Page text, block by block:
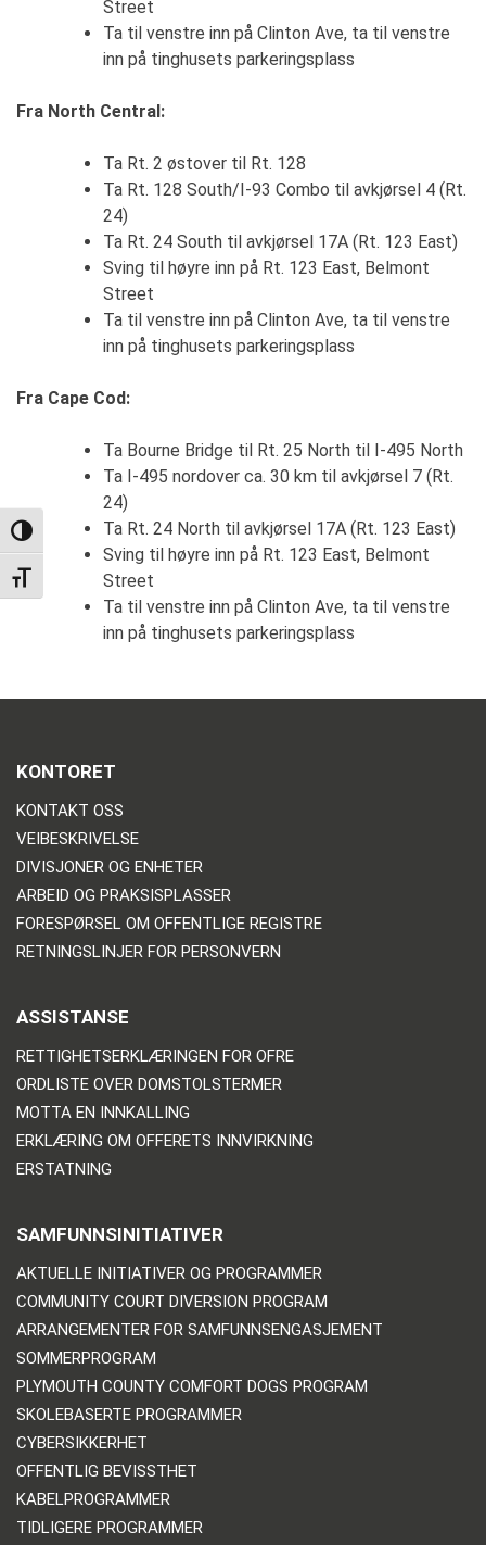
TOGGLE HIGH CONTRAST
TOGGLE FONT SIZE
Street
Ta til venstre inn på Clinton Ave, ta til venstre
inn på tinghusets parkeringsplass
Fra North Central:
Ta Rt. 2 østover til Rt. 128
Ta Rt. 128 South/I-93 Combo til avkjørsel 4 (Rt.
24)
Ta Rt. 24 South til avkjørsel 17A (Rt. 123 East)
Sving til høyre inn på Rt. 123 East, Belmont
Street
Ta til venstre inn på Clinton Ave, ta til venstre
inn på tinghusets parkeringsplass
Fra Cape Cod:
Ta Bourne Bridge til Rt. 25 North til I-495 North
Ta I-495 nordover ca. 30 km til avkjørsel 7 (Rt.
24)
Ta Rt. 24 North til avkjørsel 17A (Rt. 123 East)
Sving til høyre inn på Rt. 123 East, Belmont
Street
Ta til venstre inn på Clinton Ave, ta til venstre
inn på tinghusets parkeringsplass
KONTORET
KONTAKT OSS
VEIBESKRIVELSE
DIVISJONER OG ENHETER
ARBEID OG PRAKSISPLASSER
FORESPØRSEL OM OFFENTLIGE REGISTRE
RETNINGSLINJER FOR PERSONVERN
ASSISTANSE
RETTIGHETSERKLÆRINGEN FOR OFRE
ORDLISTE OVER DOMSTOLSTERMER
MOTTA EN INNKALLING
ERKLÆRING OM OFFERETS INNVIRKNING
ERSTATNING
SAMFUNNSINITIATIVER
AKTUELLE INITIATIVER OG PROGRAMMER
COMMUNITY COURT DIVERSION PROGRAM
ARRANGEMENTER FOR SAMFUNNSENGASJEMENT
SOMMERPROGRAM
PLYMOUTH COUNTY COMFORT DOGS PROGRAM
SKOLEBASERTE PROGRAMMER
CYBERSIKKERHET
OFFENTLIG BEVISSTHET
KABELPROGRAMMER
TIDLIGERE PROGRAMMER